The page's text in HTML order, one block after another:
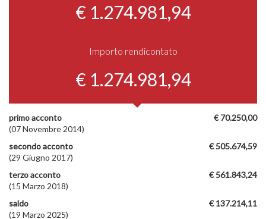
€ 1.274.981,94
Importo rendicontato
€ 1.274.981,94
€ 70.250,00
primo acconto
(07 Novembre 2014)
€ 505.674,59
secondo acconto
(29 Giugno 2017)
€ 561.843,24
terzo acconto
(15 Marzo 2018)
€ 137.214,11
saldo
(19 Marzo 2025)